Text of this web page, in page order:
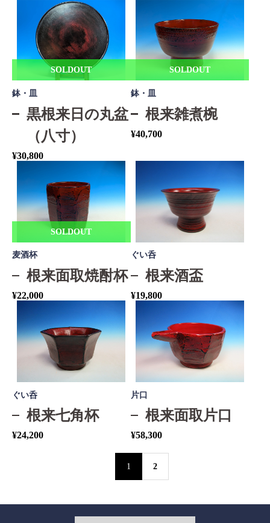
鉢・皿
黒根来日の丸盆
（八寸）
¥30,800
SOLDOUT
鉢・皿
根来雑煮椀
¥40,700
SOLDOUT
麦酒杯
根来面取焼酎杯
¥22,000
SOLDOUT
ぐい呑
根来酒盃
¥19,800
ぐい呑
根来七角杯
¥24,200
片口
根来面取片口
¥58,300
1 2